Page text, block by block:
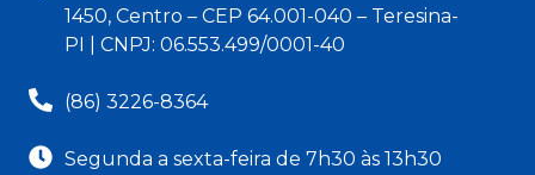
1450, Centro – CEP 64.001-040 – Teresina-
PI | CNPJ: 06.553.499/0001-40
(86) 3226-8364
Segunda a sexta-feira de 7h30 às 13h30